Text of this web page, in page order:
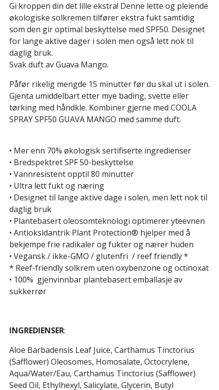
Gi kroppen din det lille ekstra! Denne lette og pleiende
økologiske solkremen tilfører ekstra fukt samtidig
som den gir optimal beskyttelse med SPF50. Designet
for lange aktive dager i solen men også lett nok til
daglig bruk.
Svak duft av Guava Mango.
Påfør rikelig mengde 15 minutter før du skal ut i solen.
Gjenta umiddelbart etter mye bading, svette eller
tørking med håndkle. Kombiner gjerne med COOLA
SPRAY SPF50 GUAVA MANGO med samme duft.
• Mer enn 70% økologisk sertifiserte ingredienser
• Bredspektret SPF 50-beskyttelse
• Vannresistent opptil 80 minutter
• Ultra lett fukt og næring
• Designet til lange aktive dage i solen, men lett nok til
daglig bruk
• Plantebasert oleosomteknologi optimerer yteevnen
• Antioksidantrik Plant Protection® hjelper med å
bekjempe frie radikaler og fukter og nærer huden
• Vegansk / ikke-GMO / glutenfri / reef friendly *
* Reef-friendly solkrem uten oxybenzone og octinoxat
• 100% gjenvinnbar plantebasert emballasje av
sukkerrør
INGREDIENSER:
Aloe Barbadensis Leaf Juice, Carthamus Tinctorius
(Safflower) Oleosomes, Homosalate, Octocrylene,
Aqua/Water/Eau, Carthamus Tinctorius (Safflower)
Seed Oil, Ethylhexyl, Salicylate, Glycerin, Butyl